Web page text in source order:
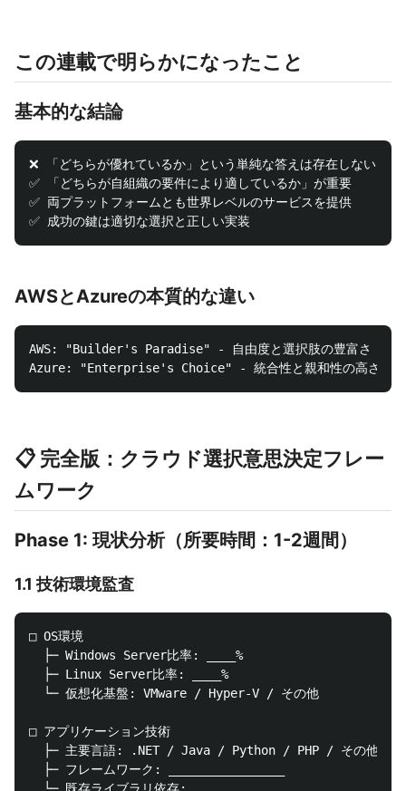
この連載で明らかになったこと
基本的な結論
❌ 「どちらが優れているか」という単純な答えは存在しない
✅ 「どちらが自組織の要件により適しているか」が重要
✅ 両プラットフォームとも世界レベルのサービスを提供
AWSとAzureの本質的な違い
AWS: "Builder's Paradise" - 自由度と選択肢の豊富さ
📋 完全版：クラウド選択意思決定フレー
ムワーク
Phase 1: 現状分析（所要時間：1-2週間）
1.1 技術環境監査
□ OS環境
  ├─ Windows Server比率: ____%
  ├─ Linux Server比率: ____%
  └─ 仮想化基盤: VMware / Hyper-V / その他
□ アプリケーション技術
  ├─ 主要言語: .NET / Java / Python / PHP / その他
  ├─ フレームワーク: ________________